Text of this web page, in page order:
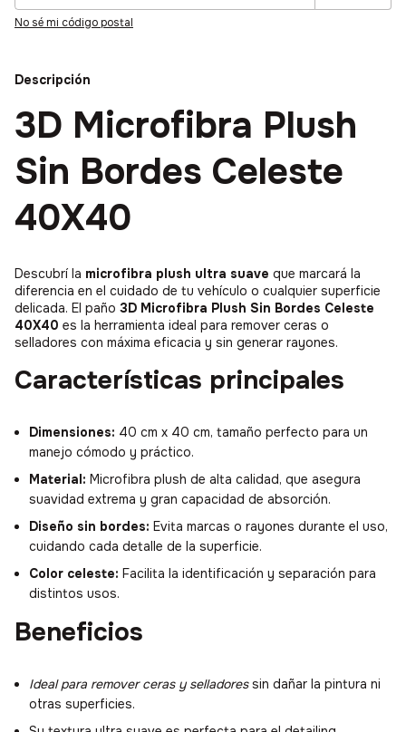
No sé mi código postal
Descripción
3D Microfibra Plush
Sin Bordes Celeste
40X40
Descubrí la microfibra plush ultra suave que marcará la
diferencia en el cuidado de tu vehículo o cualquier superficie
delicada. El paño 3D Microfibra Plush Sin Bordes Celeste
40X40 es la herramienta ideal para remover ceras o
selladores con máxima eficacia y sin generar rayones.
Características principales
Dimensiones: 40 cm x 40 cm, tamaño perfecto para un
manejo cómodo y práctico.
Material: Microfibra plush de alta calidad, que asegura
suavidad extrema y gran capacidad de absorción.
Diseño sin bordes: Evita marcas o rayones durante el uso,
cuidando cada detalle de la superficie.
Color celeste: Facilita la identificación y separación para
distintos usos.
Beneficios
Ideal para remover ceras y selladoressin dañar la pintura ni
otras superficies.